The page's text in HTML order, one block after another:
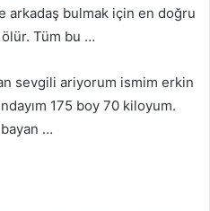
arkadaş bulmak için en doğru
Tüm bu …
sevgili ariyorum ismim erkin
175 boy 70 kiloyum.
…